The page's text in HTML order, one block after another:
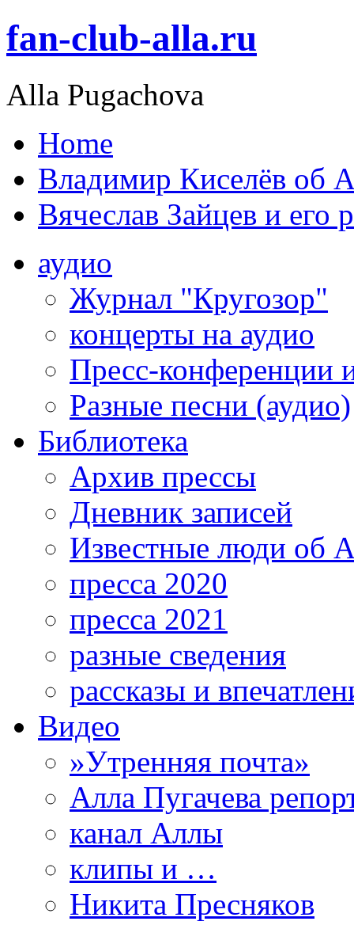
fan-club-alla.ru
Alla Pugachova
Home
Владимир Киселёв об
Вячеслав Зайцев и его
аудио
Журнал "Кругозор"
концерты на аудио
Пресс-конференции
Разные песни (аудио)
Библиотека
Архив прессы
Дневник записей
Известные люди об
пресса 2020
пресса 2021
разные сведения
рассказы и
Видео
»Утренняя почта»
Алла Пугачева
канал Аллы
клипы и …
Никита Пресняков